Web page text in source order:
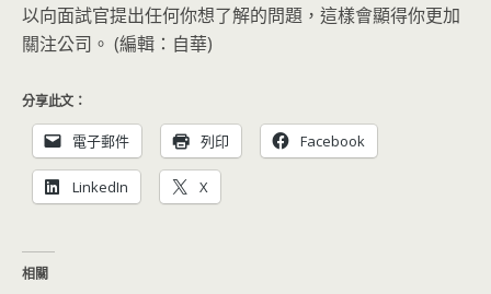
以向面試官提出任何你想了解的問題，這樣會顯得你更加
關注公司。 (編輯：自華)
分享此文：
電子郵件 列印 Facebook
LinkedIn X
相關